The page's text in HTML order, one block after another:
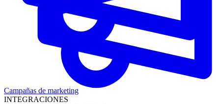
Campañas de marketing
INTEGRACIONES